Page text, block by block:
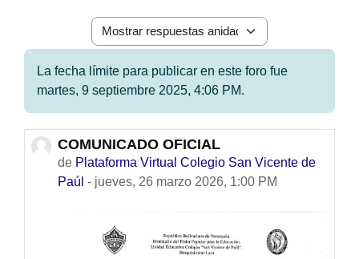
Mostrar modo
La fecha límite para publicar en este foro fue
martes, 9 septiembre 2025, 4:06 PM.
COMUNICADO OFICIAL
de Plataforma Virtual Colegio San Vicente de
Paúl - jueves, 26 marzo 2026, 1:00 PM
Número de respuestas: 0